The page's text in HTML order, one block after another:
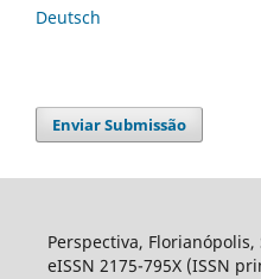
Deutsch
Enviar Submissão
Perspectiva,
eISSN 2175-795X (ISSN